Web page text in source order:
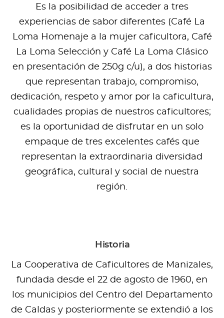
Es la posibilidad de acceder a tres
experiencias de sabor diferentes (Café La
Loma Homenaje a la mujer caficultora, Café
La Loma Selección y Café La Loma Clásico
en presentación de 250g c/u), a dos historias
que representan trabajo, compromiso,
dedicación, respeto y amor por la caficultura,
cualidades propias de nuestros caficultores;
es la oportunidad de disfrutar en un solo
empaque de tres excelentes cafés que
representan la extraordinaria diversidad
geográfica, cultural y social de nuestra
región.
Historia
La Cooperativa de Caficultores de Manizales,
fundada desde el 22 de agosto de 1960, en
los municipios del Centro del Departamento
de Caldas y posteriormente se extendió a los